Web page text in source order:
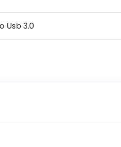
Usb 3.0